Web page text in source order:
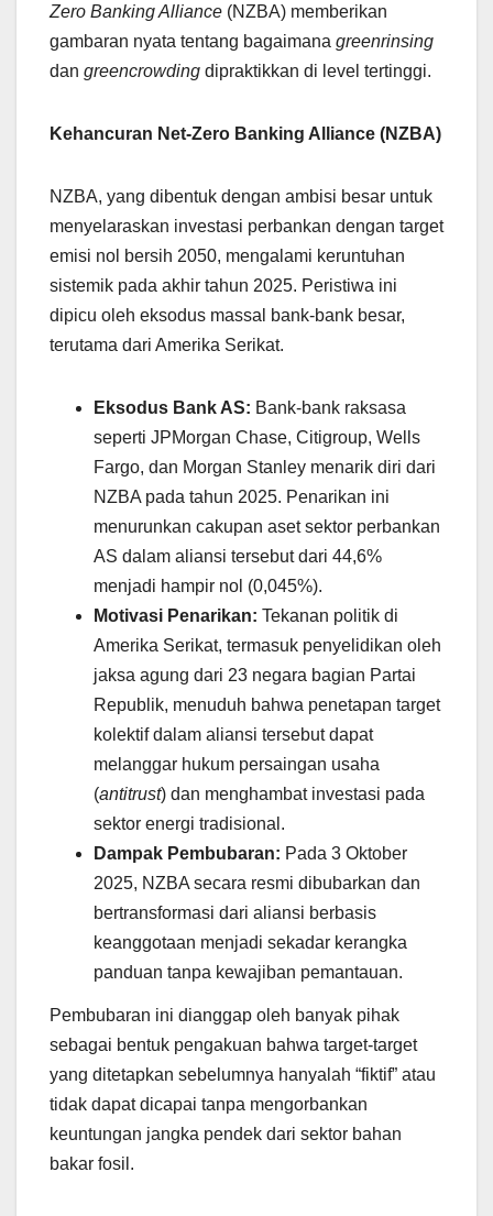
Zero Banking Alliance (NZBA) memberikan
gambaran nyata tentang bagaimana greenrinsing
dan greencrowding dipraktikkan di level tertinggi.
Kehancuran Net-Zero Banking Alliance (NZBA)
NZBA, yang dibentuk dengan ambisi besar untuk
menyelaraskan investasi perbankan dengan target
emisi nol bersih 2050, mengalami keruntuhan
sistemik pada akhir tahun 2025. Peristiwa ini
dipicu oleh eksodus massal bank-bank besar,
terutama dari Amerika Serikat.
Eksodus Bank AS: Bank-bank raksasa
seperti JPMorgan Chase, Citigroup, Wells
Fargo, dan Morgan Stanley menarik diri dari
NZBA pada tahun 2025. Penarikan ini
menurunkan cakupan aset sektor perbankan
AS dalam aliansi tersebut dari 44,6%
menjadi hampir nol (0,045%).
Motivasi Penarikan: Tekanan politik di
Amerika Serikat, termasuk penyelidikan oleh
jaksa agung dari 23 negara bagian Partai
Republik, menuduh bahwa penetapan target
kolektif dalam aliansi tersebut dapat
melanggar hukum persaingan usaha
(antitrust) dan menghambat investasi pada
sektor energi tradisional.
Dampak Pembubaran: Pada 3 Oktober
2025, NZBA secara resmi dibubarkan dan
bertransformasi dari aliansi berbasis
keanggotaan menjadi sekadar kerangka
panduan tanpa kewajiban pemantauan.
Pembubaran ini dianggap oleh banyak pihak
sebagai bentuk pengakuan bahwa target-target
yang ditetapkan sebelumnya hanyalah “fiktif” atau
tidak dapat dicapai tanpa mengorbankan
keuntungan jangka pendek dari sektor bahan
bakar fosil.